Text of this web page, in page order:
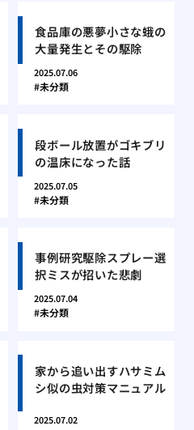
食品庫の悪夢小さな蛾の
大量発生とその駆除
2025.07.06
未分類
段ボール放置がゴキブリ
の温床になった話
2025.07.05
未分類
事例研究駆除スプレー選
択ミスが招いた悲劇
2025.07.04
未分類
家から追い出すハサミム
シ似の虫対策マニュアル
2025.07.02